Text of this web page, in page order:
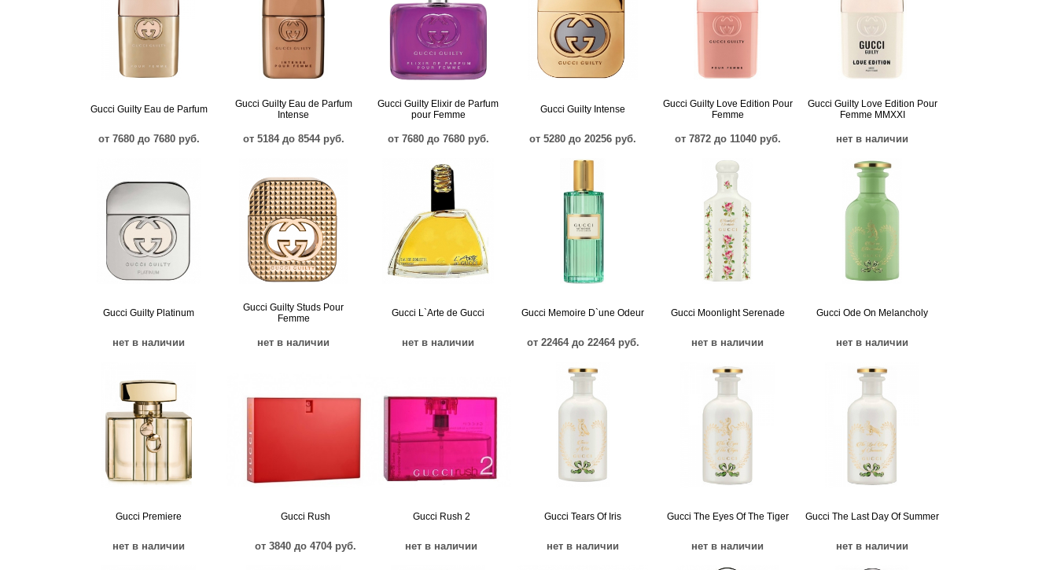
Gucci Guilty Eau de Parfum
от 7680 до 7680 руб.
Gucci Guilty Eau de Parfum
Intense
от 5184 до 8544 руб.
Gucci Guilty Elixir de Parfum
pour Femme
от 7680 до 7680 руб.
Gucci Guilty Intense
от 5280 до 20256 руб.
Gucci Guilty Love Edition Pour
Femme
от 7872 до 11040 руб.
Gucci Guilty Love Edition Pour
Femme MMXXI
нет в наличии
Gucci Guilty Platinum
нет в наличии
Gucci Guilty Studs Pour
Femme
нет в наличии
Gucci L`Arte de Gucci
нет в наличии
Gucci Memoire D`une Odeur
от 22464 до 22464 руб.
Gucci Moonlight Serenade
нет в наличии
Gucci Ode On Melancholy
нет в наличии
Gucci Premiere
нет в наличии
Gucci Rush
от 3840 до 4704 руб.
Gucci Rush 2
нет в наличии
Gucci Tears Of Iris
нет в наличии
Gucci The Eyes Of The Tiger
нет в наличии
Gucci The Last Day Of Summer
нет в наличии